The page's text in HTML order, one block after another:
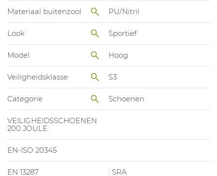
Materiaal buitenzool PU/Nitril
Look Sportief
Model Hoog
Veiligheidsklasse S3
Categorie Schoenen
VEILIGHEIDSSCHOENEN
200 JOULE
EN-ISO 20345
EN 13287 : SRA